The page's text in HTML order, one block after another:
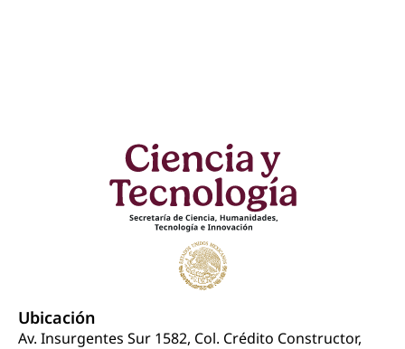
Ubicación
Av. Insurgentes Sur 1582, Col. Crédito Constructor,